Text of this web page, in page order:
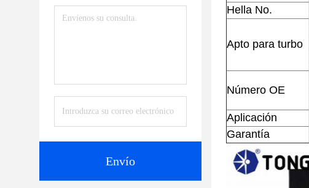
Envío
Hella No.
Apto para turbo
Número OE
Aplicación
Garantía